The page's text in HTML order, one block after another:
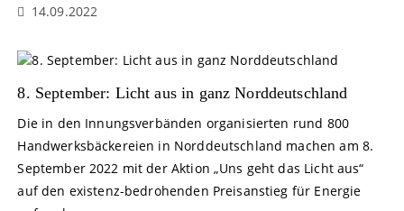
14.09.2022
8. September: Licht aus in ganz Norddeutschland
Die in den Innungsverbänden organisierten rund 800
Handwerksbäckereien in Norddeutschland machen am 8.
September 2022 mit der Aktion „Uns geht das Licht aus“
auf den existenz-bedrohenden Preisanstieg für Energie